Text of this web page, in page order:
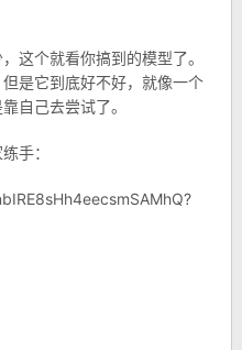
这个就看你搞到的模型了。
是它到底好不好，就像一个
自己去尝试了。
手：